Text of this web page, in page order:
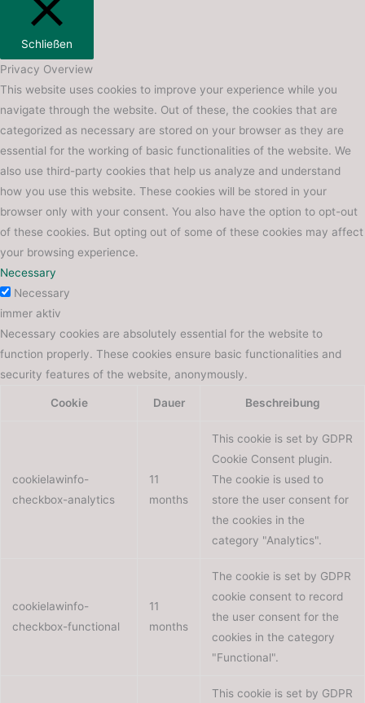
Schließen
Privacy Overview
This website uses cookies to improve your experience while you
navigate through the website. Out of these, the cookies that are
categorized as necessary are stored on your browser as they are
essential for the working of basic functionalities of the website. We
also use third-party cookies that help us analyze and understand
how you use this website. These cookies will be stored in your
browser only with your consent. You also have the option to opt-out
of these cookies. But opting out of some of these cookies may affect
your browsing experience.
Necessary
Necessary
immer aktiv
Necessary cookies are absolutely essential for the website to
function properly. These cookies ensure basic functionalities and
security features of the website, anonymously.
Cookie Dauer Beschreibung
cookielawinfo-
checkbox-analytics
11
months
This cookie is set by GDPR
Cookie Consent plugin.
The cookie is used to
store the user consent for
the cookies in the
category "Analytics".
cookielawinfo-
checkbox-functional
11
months
The cookie is set by GDPR
cookie consent to record
the user consent for the
cookies in the category
"Functional".
This cookie is set by GDPR